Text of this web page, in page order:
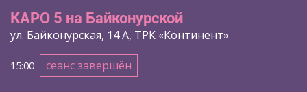
КАРО 5 на Байконурской
ул. Байконурская, 14 А, ТРК «Континент»
15:00 сеанс завершён